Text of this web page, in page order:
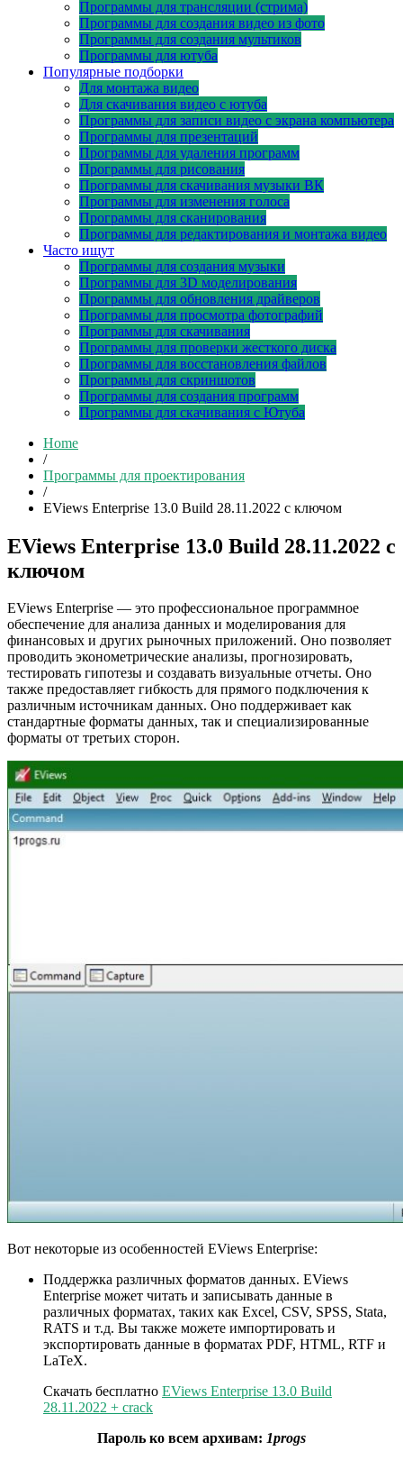
Программы для трансляции (стрима)
Программы для создания видео из фото
Программы для создания мультиков
Программы для ютуба
Популярные подборки
Для монтажа видео
Для скачивания видео с ютуба
Программы для записи видео с экрана компьютера
Программы для презентаций
Программы для удаления программ
Программы для рисования
Программы для скачивания музыки ВК
Программы для изменения голоса
Программы для сканирования
Программы для редактирования и монтажа видео
Часто ищут
Программы для создания музыки
Программы для 3D моделирования
Программы для обновления драйверов
Программы для просмотра фотографий
Программы для скачивания
Программы для проверки жесткого диска
Программы для восстановления файлов
Программы для скриншотов
Программы для создания программ
Программы для скачивания с Ютуба
Home
/
Программы для проектирования
/
EViews Enterprise 13.0 Build 28.11.2022 с ключом
EViews Enterprise 13.0 Build 28.11.2022 с
ключом
EViews Enterprise — это профессиональное программное
обеспечение для анализа данных и моделирования для
финансовых и других рыночных приложений. Оно позволяет
проводить эконометрические анализы, прогнозировать,
тестировать гипотезы и создавать визуальные отчеты. Оно
также предоставляет гибкость для прямого подключения к
различным источникам данных. Оно поддерживает как
стандартные форматы данных, так и специализированные
форматы от третьих сторон.
Вот некоторые из особенностей EViews Enterprise:
Поддержка различных форматов данных. EViews
Enterprise может читать и записывать данные в
различных форматах, таких как Excel, CSV, SPSS, Stata,
RATS и т.д. Вы также можете импортировать и
экспортировать данные в форматах PDF, HTML, RTF и
LaTeX.
Скачать бесплатно EViews Enterprise 13.0 Build
28.11.2022 + crack
Пароль ко всем архивам: 1progs